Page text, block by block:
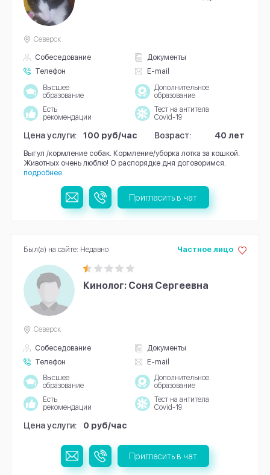
Собеседование
Документы
Телефон
E-mail
Северск
Высшее
образование
Дополнительное
образование
Есть
рекомендации
Тест на антитела
Covid-19
Цена услуги: 100 руб/час Возраст: 40 лет
Выгул /кормление собак. Кормление/уборка лотка за кошкой.
Животных очень люблю! О распорядке дня договоримся.
подробнее
Пригласить в чат
Кинолог: Соня Сергеевна
Собеседование
Документы
Телефон
E-mail
Частное лицо
Северск
Высшее
образование
Дополнительное
образование
Есть
рекомендации
Тест на антитела
Covid-19
Цена услуги: 0 руб/час
Был(а) на сайте: Недавно
Пригласить в чат